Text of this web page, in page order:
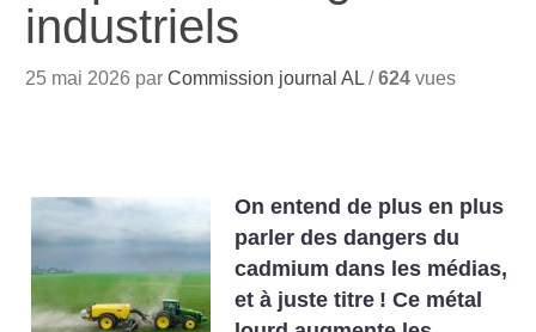
industriels
25 mai 2026 parCommission journal AL /624 vues
On entend de plus en plus
parler des dangers du
cadmium dans les médias,
et à juste titre ! Ce métal